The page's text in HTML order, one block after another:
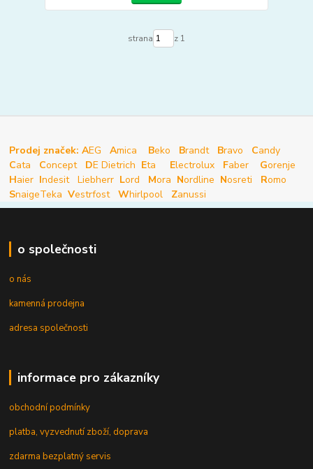
strana z 1
Prodej značek: AEG Amica Beko Brandt Bravo Candy
Cata Concept DE Dietrich Eta Electrolux Faber Gorenje
Haier Indesit Liebherr Lord Mora Nordline Nosreti Romo
SnaigeTeka Vestrfost Whirlpool Zanussi
o společnosti
o nás
kamenná prodejna
adresa společnosti
informace pro zákazníky
obchodní podmínky
platba, vyzvednutí zboží, doprava
zdarma bezplatný servis